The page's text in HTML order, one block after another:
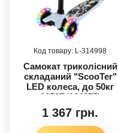
314998
Самокат триколісний
складаний "ScooTer"
LED колеса, до 50кг
0072R(124375)
1 367 грн.